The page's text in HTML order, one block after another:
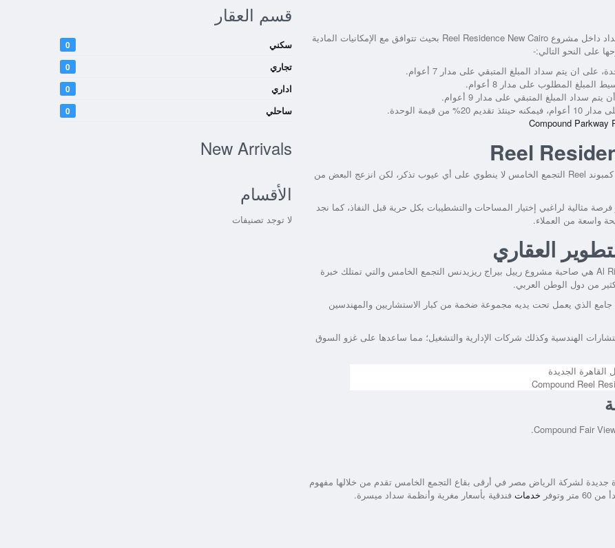
داخل مشروع Reel Residence New Cairo
بحيث تتوافق مع الإمكانيات المادية
على النحو التالي:-
الوحدة.
كمبوند Reel التجمع الخامس
لا ينطوي على أي عيوب تذكر، لكن انزعج البعض من
مثالية لراغبي إختيار المساحات والتشطيبات بكل حرية قبل النفاذ، كما نجد
واسعة من العملاء.
العقاري
مشروع رييل بيراج ريزيدنس التجمع الخامس والتي تمتلك خبرة
الذي يعمل تحت يديه مجموعة ضخمة من كبار الاستشاريين والمهندسين
الهندسية وكذلك شركات الإدارية والتشغيل؛ مما ساعدها على غزو السوق
Compound Reel
لشركة الرياض مصر في أرقى بقاع التجمع الخامس تقدم من خلالها مفهوم
خدمات فندقية بأسعار مغرية وأنظمة سداد ميسرة.
قسم العقار
سكني 0
تجاري 0
اداري 0
ساحلي 0
New Arrivals
الأقسام
لا توجد تصنيفات